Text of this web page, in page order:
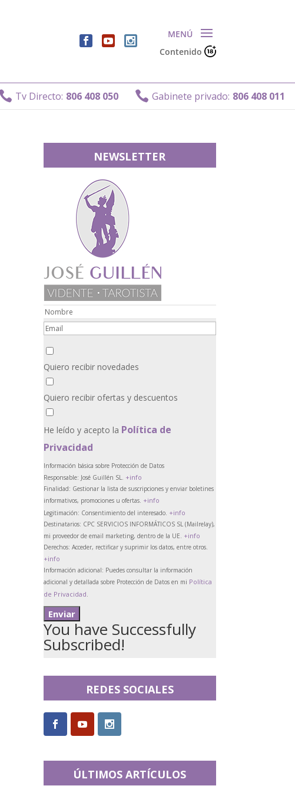
Contenido
806 408 050  Gabinete privado: 806 408 011
NEWSLETTER
Quiero recibir novedades
Quiero recibir ofertas y descuentos
He leído y acepto la Política de
Privacidad
Información básica sobre Protección de Datos
Responsable: José Guillén SL. +info
Finalidad: Gestionar la lista de suscripciones y enviar boletines
informativos, promociones u ofertas. +info
Legitimación: Consentimiento del interesado. +info
Destinatarios: CPC SERVICIOS INFORMÁTICOS SL (Mailrelay),
mi proveedor de email marketing, dentro de la UE. +info
Derechos: Acceder, rectificar y suprimir los datos, entre otros.
+info
Información adicional: Puedes consultar la información
adicional y detallada sobre Protección de Datos en mi Política
de Privacidad.
You have Successfully
Subscribed!
REDES SOCIALES
ÚLTIMOS ARTÍCULOS